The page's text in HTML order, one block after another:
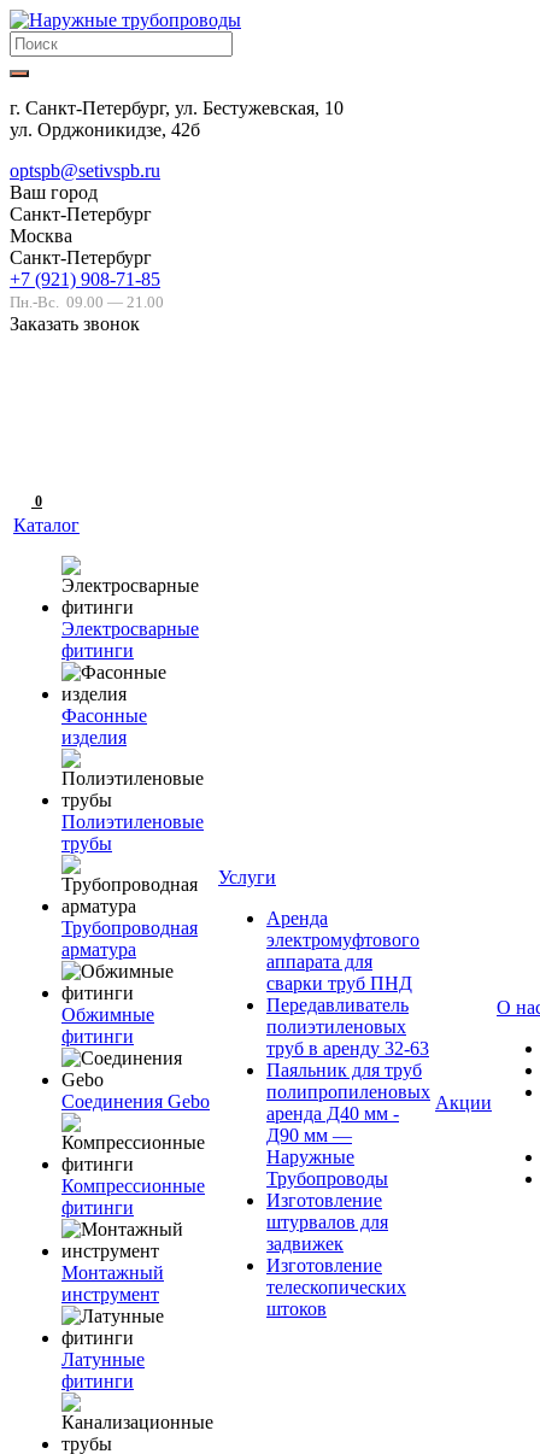
г. Санкт-Петербург, ул. Бестужевская, 10
ул. Орджоникидзе, 42б
optspb@setivspb.ru
Ваш город
Санкт-Петербург
Москва
Санкт-Петербург
+7 (921) 908-71-85
Пн.-Вс. 09.00 — 21.00
Заказать звонок
0
Каталог
Электросварные
фитинги
Фасонные
изделия
Полиэтиленовые
трубы
Трубопроводная
арматура
Обжимные
фитинги
Соединения Gebo
Компрессионные
фитинги
Монтажный
инструмент
Латунные
фитинги
Услуги
Аренда
электромуфтового
аппарата для
сварки труб ПНД
Передавливатель
полиэтиленовых
труб в аренду 32-63
Паяльник для труб
полипропиленовых
аренда Д40 мм -
Д90 мм —
Наружные
Трубопроводы
Изготовление
штурвалов для
задвижек
Изготовление
телескопических
штоков
Акции
О